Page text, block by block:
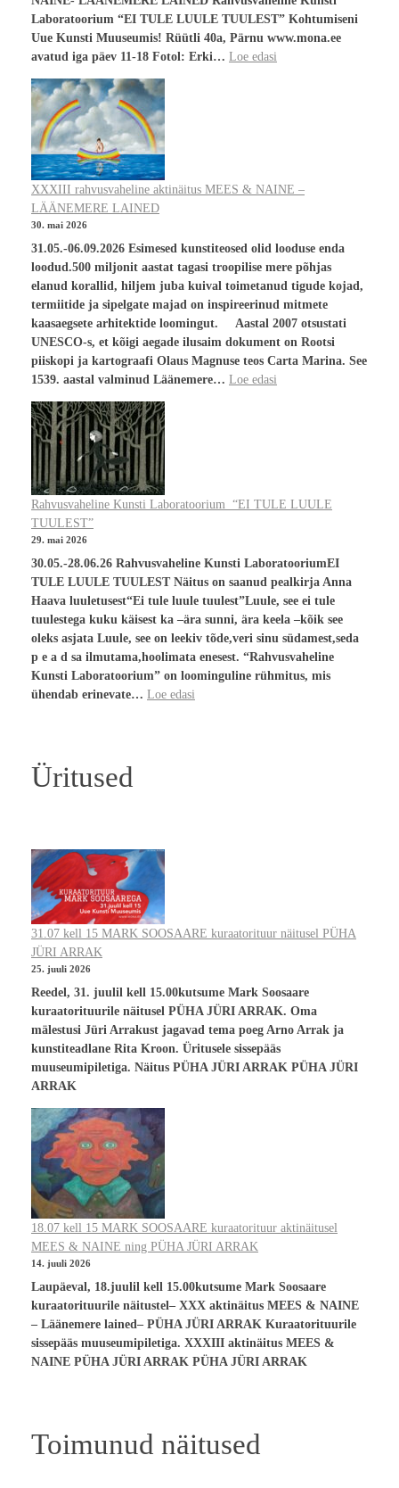
Laboratoorium “EI TULE LUULE TUULEST” Kohtumiseni
Uue Kunsti Muuseumis! Rüütli 40a, Pärnu www.mona.ee
avatud iga päev 11-18 Fotol: Erki… Loe edasi
XXXIII rahvusvaheline aktinäitus MEES & NAINE –
LÄÄNEMERE LAINED
30. mai 2026
31.05.-06.09.2026 Esimesed kunstiteosed olid looduse enda
loodud.500 miljonit aastat tagasi troopilise mere põhjas
elanud korallid, hiljem juba kuival toimetanud tigude kojad,
termiitide ja sipelgate majad on inspireerinud mitmete
kaasaegsete arhitektide loomingut. Aastal 2007 otsustati
UNESCO-s, et kõigi aegade ilusaim dokument on Rootsi
piiskopi ja kartograafi Olaus Magnuse teos Carta Marina. See
1539. aastal valminud Läänemere… Loe edasi
Rahvusvaheline Kunsti Laboratoorium “EI TULE LUULE
TUULEST”
29. mai 2026
30.05.-28.06.26 Rahvusvaheline Kunsti LaboratooriumEI
TULE LUULE TUULEST Näitus on saanud pealkirja Anna
Haava luuletusest“Ei tule luule tuulest”Luule, see ei tule
tuulestega kuku käisest ka –ära sunni, ära keela –kõik see
oleks asjata Luule, see on leekiv tõde,veri sinu südamest,seda
p e a d sa ilmutama,hoolimata enesest. “Rahvusvaheline
Kunsti Laboratoorium” on loominguline rühmitus, mis
ühendab erinevate… Loe edasi
Üritused
31.07 kell 15 MARK SOOSAARE kuraatorituur näitusel PÜHA
JÜRI ARRAK
25. juuli 2026
Reedel, 31. juulil kell 15.00kutsume Mark Soosaare
kuraatorituurile näitusel PÜHA JÜRI ARRAK. Oma
mälestusi Jüri Arrakust jagavad tema poeg Arno Arrak ja
kunstiteadlane Rita Kroon. Üritusele sissepääs
muuseumipiletiga. Näitus PÜHA JÜRI ARRAK PÜHA JÜRI
ARRAK
18.07 kell 15 MARK SOOSAARE kuraatorituur aktinäitusel
MEES & NAINE ning PÜHA JÜRI ARRAK
14. juuli 2026
Laupäeval, 18.juulil kell 15.00kutsume Mark Soosaare
kuraatorituurile näitustel– XXX aktinäitus MEES & NAINE
– Läänemere lained– PÜHA JÜRI ARRAK Kuraatorituurile
sissepääs muuseumipiletiga. XXXIII aktinäitus MEES &
NAINE PÜHA JÜRI ARRAK PÜHA JÜRI ARRAK
Toimunud näitused